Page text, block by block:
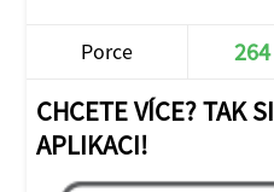
Porce
CHCETE VÍCE? TAK
APLIKACI!